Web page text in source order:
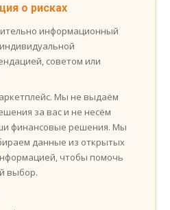
о рисках
информационный
советом или
Мы не выдаём
за вас и не несём
финансовые решения. Мы
данные из открытых
чтобы помочь
выбор.